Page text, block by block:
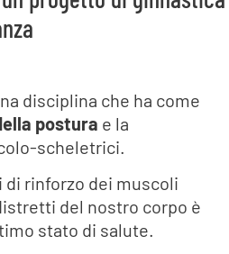
disciplina che ha come
postura e la
scheletrici.
rinforzo dei muscoli
del nostro corpo è
stato di salute.